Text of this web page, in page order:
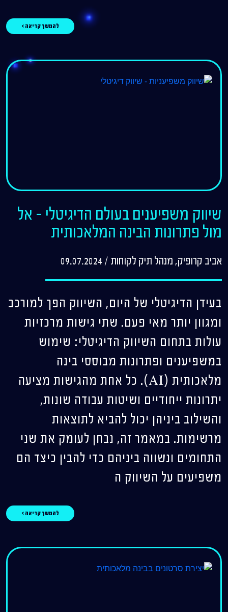
להמשך קריאה >
שיווק משפיענים בעולם הדיגיטלי – אל
מול פתרונות הבינה המלאכותית
אביב קרופיק, מנהל תיק לקוחות /
09.07.2024
בעידן הדיגיטלי של היום, השיווק הפך למורכב
ומגוון יותר מאי פעם. שתי גישות מרכזיות
עולות בתחום השיווק הדיגיטלי: שימוש
במשפיענים ופתרונות מבוססי בינה
מלאכותית (AI). כל אחת מהגישות מציעה
יתרונות ייחודיים ושיטות עבודה שונות,
והשילוב ביניהן יכול להביא לתוצאות
מרשימות. במאמר זה, נבחן לעומק את שני
התחומים ונשווה ביניהם כדי להבין כיצד הם
משפיעים על השיווק ה
להמשך קריאה >